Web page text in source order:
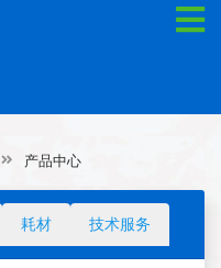
产品中心
耗材 技术服务